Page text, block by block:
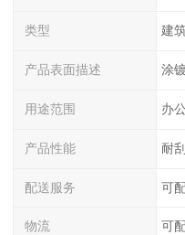
类型 建
产品表面描述 涂
用途范围 办
产品性能 耐刮
配送服务 可
物流 可